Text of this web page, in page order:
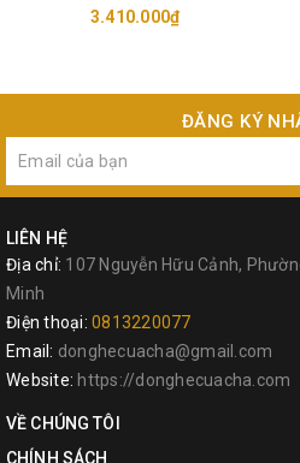
TWP47506/11006/15006
3.410.000₫
ĐĂNG KÝ
LIÊN HỆ
Địa chỉ: 107 Nguyễn Hữu Cảnh,
Minh
Điện thoại: 0813220077
Email: donghecuacha@gmail.com
Website: https://donghecuacha.com
VỀ CHÚNG TÔI
CHÍNH SÁCH